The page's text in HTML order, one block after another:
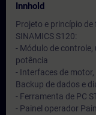
Innhold
Projeto e princípio
SINAMICS S120:
- Módulo de
potência
- Interfaces de motor,
Backup de dados e
- Ferramenta de PC
- Painel operador